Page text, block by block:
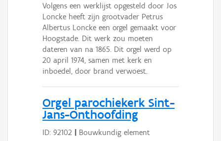
Volgens een werklijst opgesteld door Jos
Loncke heeft zijn grootvader Petrus
Albertus Loncke een orgel gemaakt voor
Hoogstade. Dit werk zou moeten
dateren van na 1865. Dit orgel werd op
20 april 1974, samen met kerk en
inboedel, door brand verwoest.
Orgel parochiekerk Sint-
Jans-Onthoofding
ID: 92102 | Bouwkundig element